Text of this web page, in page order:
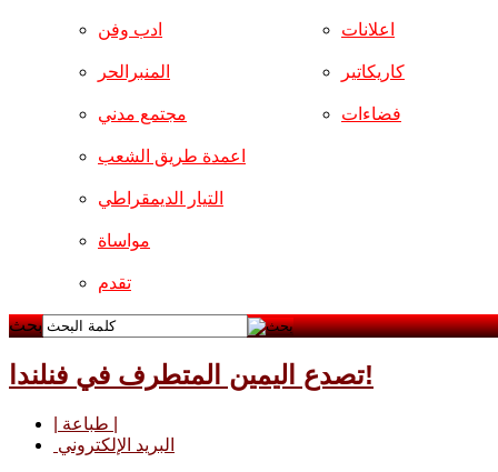
ادب وفن
المنبرالحر
مجتمع مدني
اعلانات
كاريكاتير
فضاءات
اعمدة طريق الشعب
التيار الديمقراطي
مواساة
تقدم
بحث
تصدع اليمين المتطرف في فنلندا!
البريد الإلكتروني